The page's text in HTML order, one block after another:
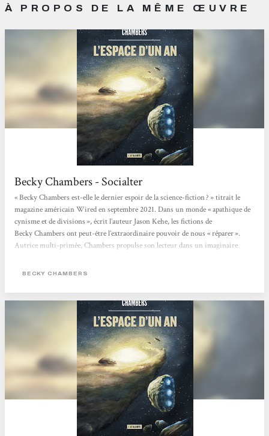
À PROPOS DE LA MÊME ŒUVRE
Becky Chambers - Socialter
« Becky Chambers est-elle le dernier espoir de la science-fiction ? » titrait le
magazine américain Wired en septembre 2021. Dans un monde « apathique de
cynisme et de divisions », écrit l’auteur Jason Kehe, les fictions de
Becky Chambers ont peut-être l’extraordinaire pouvoir de nous « réparer ».
Autrice multi-primée, Chambers propulse son lecteur dans un imaginaire
scientifiques (astrobiologiste et ingénieur satellite), elle bouscule le monde très
BECKY CHAMBERS